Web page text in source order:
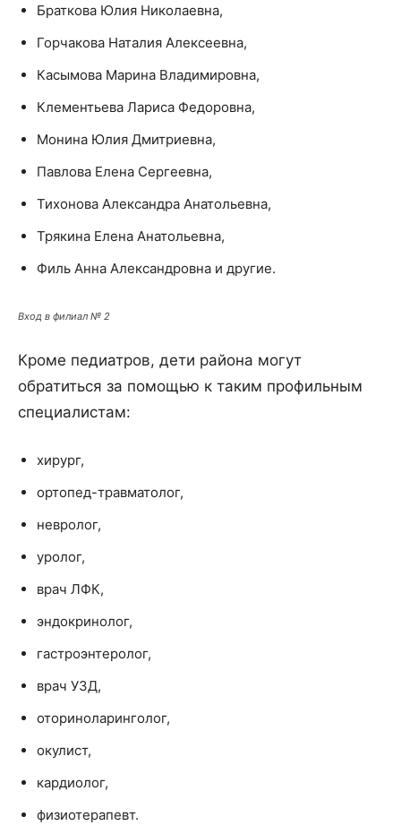
Браткова Юлия Николаевна,
Горчакова Наталия Алексеевна,
Касымова Марина Владимировна,
Клементьева Лариса Федоровна,
Монина Юлия Дмитриевна,
Павлова Елена Сергеевна,
Тихонова Александра Анатольевна,
Трякина Елена Анатольевна,
Филь Анна Александровна и другие.
Вход в филиал № 2
Кроме педиатров, дети района могут
обратиться за помощью к таким профильным
специалистам:
хирург,
ортопед-травматолог,
невролог,
уролог,
врач ЛФК,
эндокринолог,
гастроэнтеролог,
врач УЗД,
оториноларинголог,
окулист,
кардиолог,
физиотерапевт.